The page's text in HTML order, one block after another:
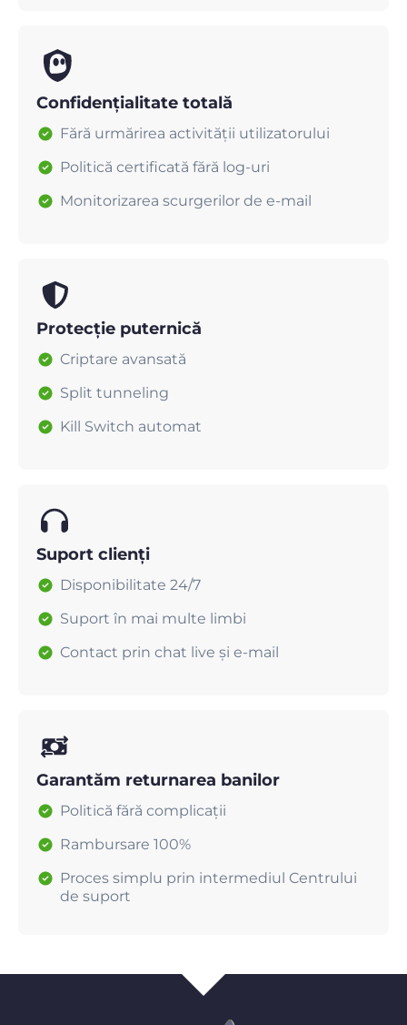
Confidențialitate totală
Fără urmărirea activității utilizatorului
Politică certificată fără log-uri
Monitorizarea scurgerilor de e-mail
Protecție puternică
Criptare avansată
Split tunneling
Kill Switch automat
Suport clienți
Disponibilitate 24/7
Suport în mai multe limbi
Contact prin chat live și e-mail
Garantăm returnarea banilor
Politică fără complicații
Rambursare 100%
Proces simplu prin intermediul Centrului
de suport